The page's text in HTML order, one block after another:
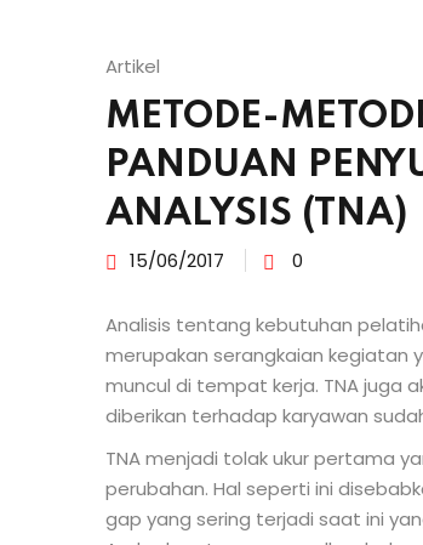
Artikel
METODE-
PANDUAN
ANALYSIS (TNA)
15/06/2017 0
Analisis tentang kebutuhan
merupakan serangkaian kegiatan
muncul di tempat kerja. TNA juga
diberikan terhadap karyawan
TNA menjadi tolak ukur pertama
perubahan. Hal seperti ini
gap yang sering terjadi saat ini